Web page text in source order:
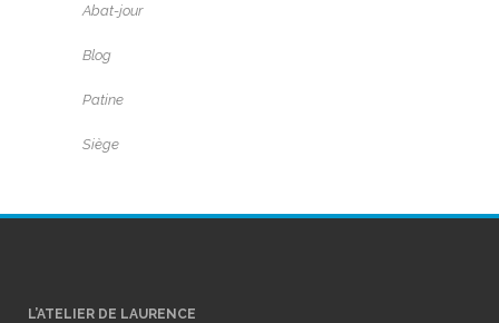
Abat-jour
Blog
Patine
Siège
L’ATELIER DE LAURENCE